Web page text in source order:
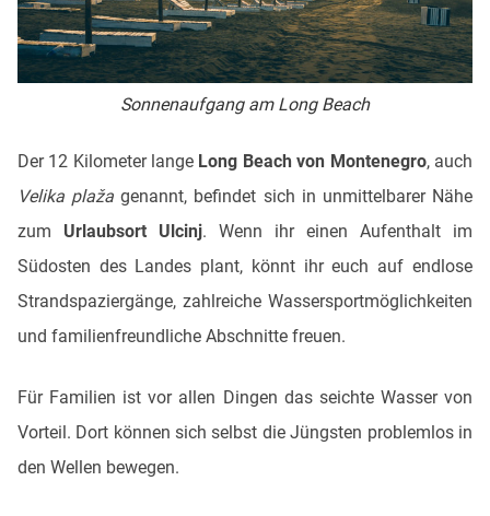
Sonnenaufgang am Long Beach
Der 12 Kilometer lange Long Beach von Montenegro, auch
Velika plaža genannt, befindet sich in unmittelbarer Nähe
zum Urlaubsort Ulcinj. Wenn ihr einen Aufenthalt im
Südosten des Landes plant, könnt ihr euch auf endlose
Strandspaziergänge, zahlreiche Wassersportmöglichkeiten
und familienfreundliche Abschnitte freuen.
Für Familien ist vor allen Dingen das seichte Wasser von
Vorteil. Dort können sich selbst die Jüngsten problemlos in
den Wellen bewegen.